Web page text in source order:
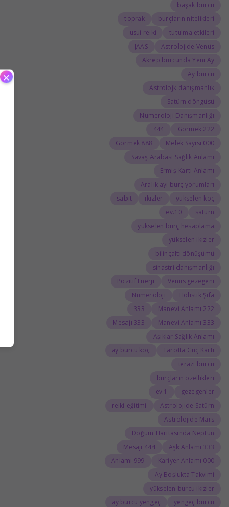
×
başak burcu
burçların nitelikleri
toprak
tutulma etkileri
usui reiki
Astrolojide Venüs
JAAS
Akrep burcunda Yeni Ay
Ay burcu
Astrolojk danışmanlık
Satürn döngüsü
Numeroloji Danışmanlığı
222 Görmek
444
000 Melek Sayısı
888 Görmek
Savaş Arabası Sağlık Anlamı
Ermiş Kartı Anlamı
Aralık ayı burç yorumları
yükselen koç
ikizler
sabit
satürn
10.ev
yükselen burç hesaplama
yükselen ikizler
bilinçaltı dönüşümü
sinastri danışmanlığı
Venüs gezegeni
Pozitif Enerji
Holistik Şifa
Numeroloji
222 Manevi Anlamı
333
333 Manevi Anlamı
333 Mesajı
Aşıklar Sağlık Anlamı
Tarotta Güç Kartı
ay burcu koç
terazi burcu
burçların özellikleri
gezegenler
1.ev
Astrolojide Satürn
reiki eğitimi
Astrolojide Mars
Doğum Haritasında Neptün
333 Aşk Anlamı
444 Mesajı
000 Kariyer Anlamı
999 Anlamı
Ay Boşlukta Takvimi
yükselen burcu ikizler
yengeç burcu
ay burcu yengeç